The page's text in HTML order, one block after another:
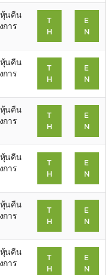
นคืน
การ
T
H
E
N
นคืน
การ
T
H
E
N
นคืน
การ
T
H
E
N
นคืน
การ
T
H
E
N
นคืน
การ
T
H
E
N
นคืน
การ
T
H
E
N